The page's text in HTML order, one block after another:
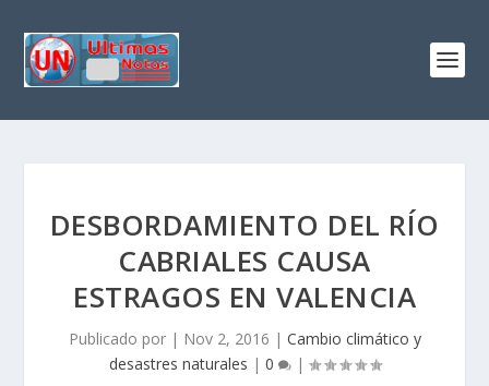
DESBORDAMIENTO DEL RÍO
CABRIALES CAUSA
ESTRAGOS EN VALENCIA
Publicado por | Nov 2, 2016 | Cambio climático y
desastres naturales | 0 |